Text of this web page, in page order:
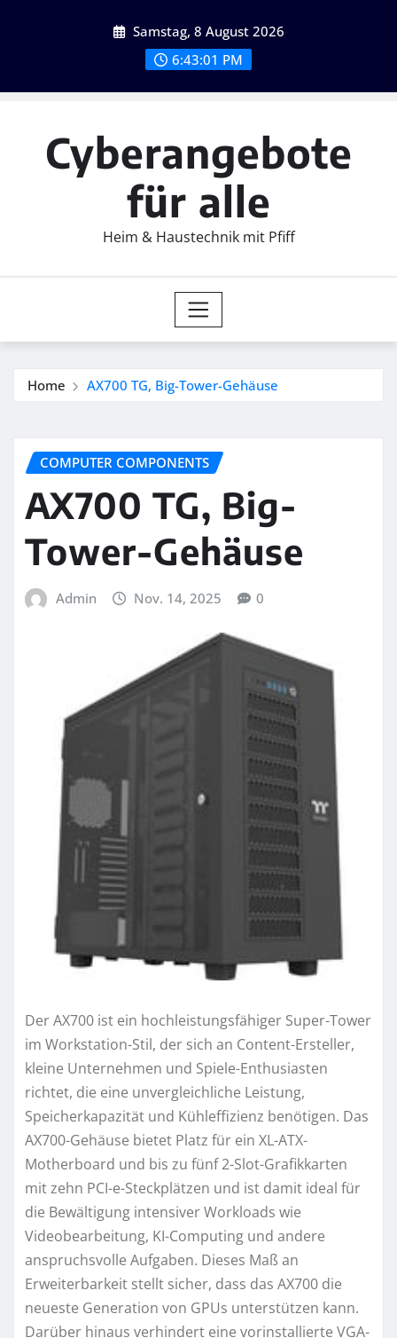
Samstag, 8 August 2026
6:43:03 PM
Cyberangebote
für alle
Heim & Haustechnik mit Pfiff
Home AX700 TG, Big-Tower-Gehäuse
COMPUTER COMPONENTS
AX700 TG, Big-
Tower-Gehäuse
Admin Nov. 14, 2025 0
Der AX700 ist ein hochleistungsfähiger Super-Tower
im Workstation-Stil, der sich an Content-Ersteller,
kleine Unternehmen und Spiele-Enthusiasten
richtet, die eine unvergleichliche Leistung,
Speicherkapazität und Kühleffizienz benötigen. Das
AX700-Gehäuse bietet Platz für ein XL-ATX-
Motherboard und bis zu fünf 2-Slot-Grafikkarten
mit zehn PCI-e-Steckplätzen und ist damit ideal für
die Bewältigung intensiver Workloads wie
Videobearbeitung, KI-Computing und andere
anspruchsvolle Aufgaben. Dieses Maß an
Erweiterbarkeit stellt sicher, dass das AX700 die
neueste Generation von GPUs unterstützen kann.
Darüber hinaus verhindert eine vorinstallierte VGA-